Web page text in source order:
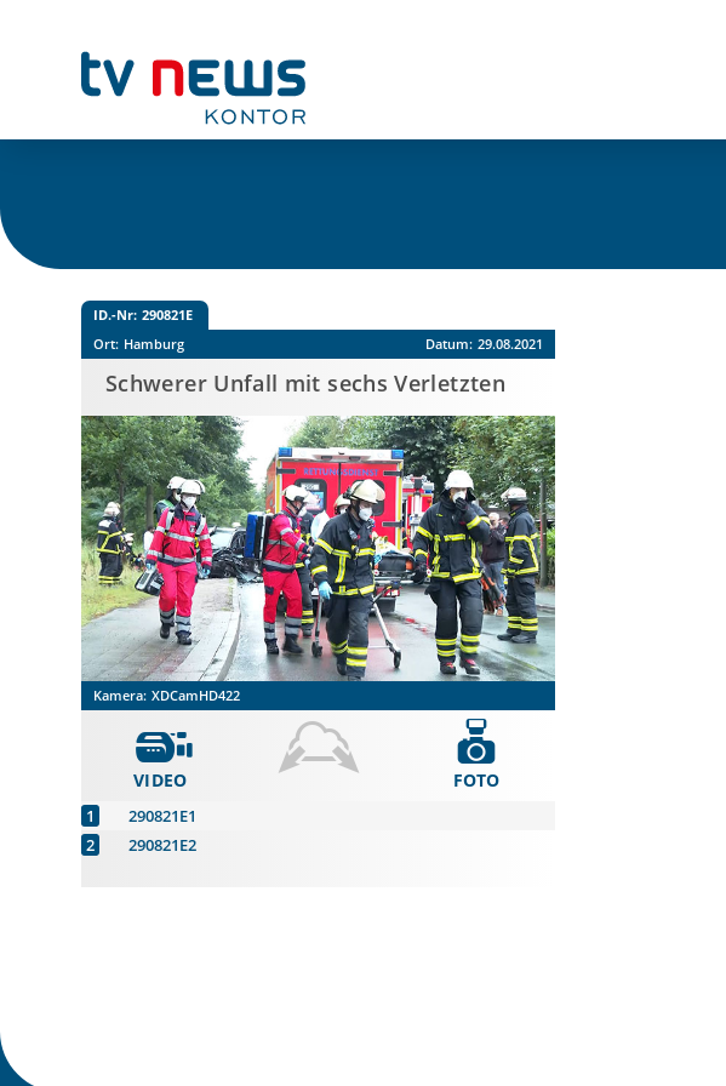
ID.-Nr: 290821E
Ort: Hamburg Datum: 29.08.2021
Schwerer Unfall mit sechs Verletzten
Kamera: XDCamHD422
VIDEO
290821E1
290821E2
FOTO